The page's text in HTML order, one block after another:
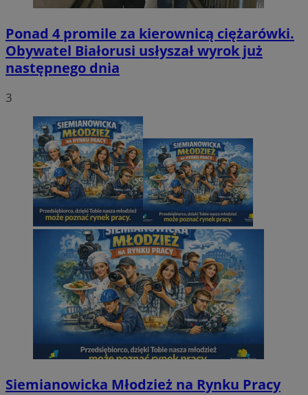
Ponad 4 promile za kierownicą ciężarówki.
Obywatel Białorusi usłyszał wyrok już
następnego dnia
3
Siemianowicka Młodzież na Rynku Pracy